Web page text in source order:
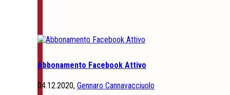
Abbonamento Facebook Attivo
04.12.2020, Gennaro Cannavacciuolo